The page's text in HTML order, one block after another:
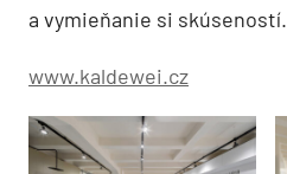
a vymieňanie si skúseností.
www.kaldewei.cz